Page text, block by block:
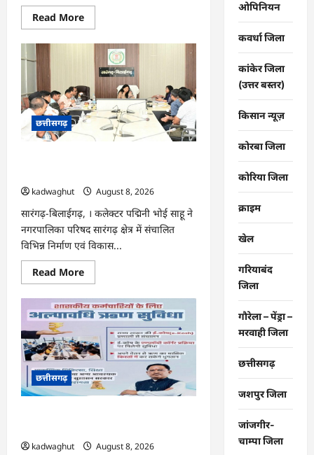
Read MoreRead
more
CG
राष्ट्रीय
हथकरघा
दिवस
पर
विशेष
आयोजन
…
छत्तीसगढ़
kadwaghut
August 8, 2026
सारंगढ़-बिलाईगढ़, । कलेक्टर पद्मिनी भोई साहू ने
नगरपालिका परिषद सारंगढ़ क्षेत्र में संचालित
विभिन्न निर्माण एवं विकास...
Read MoreRead
more
CG
:
सारंगढ़
नगरपालिका
के
विकास
कार्यों
का
कलेक्टर
ने
की
छत्तीसगढ़
kadwaghut
August 8, 2026
ओपिनियन
कवर्धा जिला
कांकेर जिला
(उत्तर बस्तर)
किसान न्यूज़
कोरबा जिला
कोरिया जिला
क्राइम
खेल
गरियाबंद
जिला
गौरेला – पेंड्रा –
मरवाही जिला
छत्तीसगढ़
जशपुर जिला
जांजगीर-
चाम्पा जिला